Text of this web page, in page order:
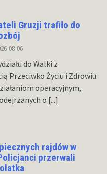
Gruzji trafiło do
08-06
do Walki z
Przeciwko Życiu i Zdrowiu
operacyjnym,
o [...]
rajdów w
przerwali